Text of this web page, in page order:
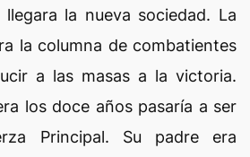
la nueva sociedad. La
la columna de combatientes
a las masas a la victoria.
los doce años pasaría a ser
Principal. Su padre era